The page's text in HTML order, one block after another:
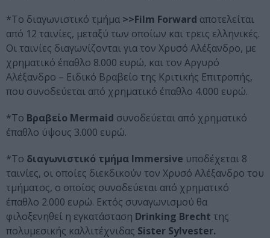
*Το διαγωνιστικό τμήμα >>Film Forward αποτελείται
από 12 ταινίες, μεταξύ των οποίων και τρεις ελληνικές.
Οι ταινίες διαγωνίζονται για τον Χρυσό Αλέξανδρο, με
χρηματικό έπαθλο 8.000 ευρώ, και τον Αργυρό
Αλέξανδρο – Ειδικό Βραβείο της Κριτικής Επιτροπής,
που συνοδεύεται από χρηματικό έπαθλο 4.000 ευρώ.
*Το Βραβείο Mermaid συνοδεύεται από χρηματικό
έπαθλο ύψους 3.000 ευρώ.
*Το διαγωνιστικό τμήμα Immersive υποδέχεται 8
ταινίες, οι οποίες διεκδικούν τον Χρυσό Αλέξανδρο του
τμήματος, ο οποίος συνοδεύεται από χρηματικό
έπαθλο 2.000 ευρώ. Εκτός συναγωνισμού θα
φιλοξενηθεί η εγκατάσταση Drinking Brecht της
πολυμεσικής καλλιτέχνιδας Sister Sylvester.